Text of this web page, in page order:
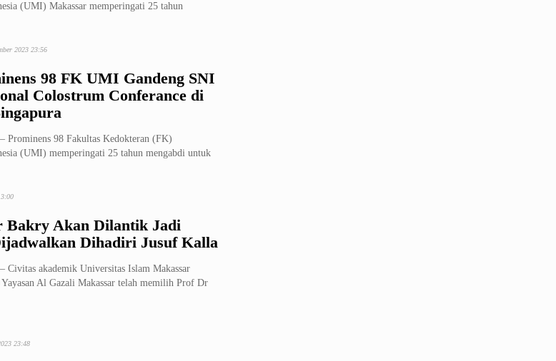
(UMI) Makassar memperingati 25 tahun
98 FK UMI Gandeng SNI
Colostrum Conferance di
2023 23:56
98 Fakultas Kedokteran (FK)
(UMI) memperingati 25 tahun mengabdi untuk
Bakry Akan Dilantik Jadi
Dihadiri Jusuf Kalla
akademik Universitas Islam Makassar
Al Gazali Makassar telah memilih Prof Dr
23:48